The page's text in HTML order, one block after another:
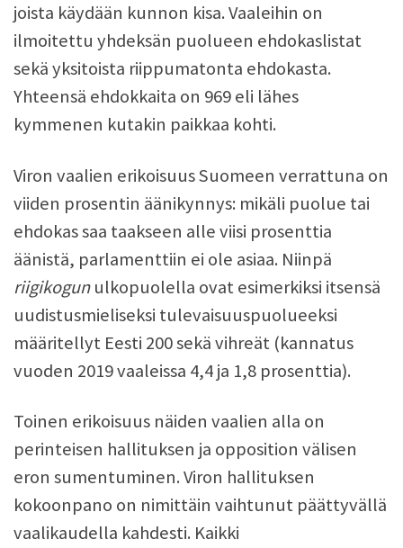
joista käydään kunnon kisa. Vaaleihin on
ilmoitettu yhdeksän puolueen ehdokaslistat
sekä yksitoista riippumatonta ehdokasta.
Yhteensä ehdokkaita on 969 eli lähes
kymmenen kutakin paikkaa kohti.
Viron vaalien erikoisuus Suomeen verrattuna on
viiden prosentin äänikynnys: mikäli puolue tai
ehdokas saa taakseen alle viisi prosenttia
äänistä, parlamenttiin ei ole asiaa. Niinpä
riigikogunulkopuolella ovat esimerkiksi itsensä
uudistusmieliseksi tulevaisuuspuolueeksi
määritellyt Eesti 200 sekä vihreät (kannatus
vuoden 2019 vaaleissa 4,4 ja 1,8 prosenttia).
Toinen erikoisuus näiden vaalien alla on
perinteisen hallituksen ja opposition välisen
eron sumentuminen. Viron hallituksen
kokoonpano on nimittäin vaihtunut päättyvällä
vaalikaudella kahdesti. Kaikki